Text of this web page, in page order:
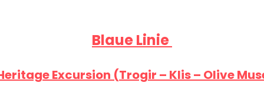
Blaue Linie
Excursion (Trogir – Klis – Olive